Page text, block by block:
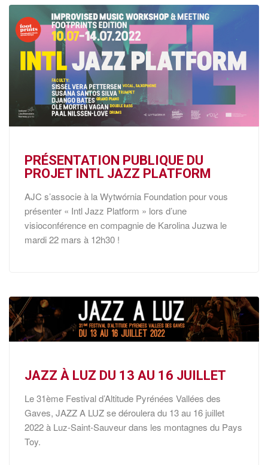
PRÉSENTATION PUBLIQUE DU
PROJET INTL JAZZ PLATFORM
AJC s’associe à la Wytwórnia Foundation pour vous
présenter « Intl Jazz Platform » lors d’une
visioconférence en compagnie de Karolina Juzwa le
mardi 22 mars à 12h30 !
JAZZ À LUZ DU 13 AU 16 JUILLET
Le 31ème Festival d’Altitude Pyrénées Vallées des
Gaves, JAZZ A LUZ se déroulera du 13 au 16 juillet
2022 à Luz-Saint-Sauveur dans les montagnes du Pays
Toy.